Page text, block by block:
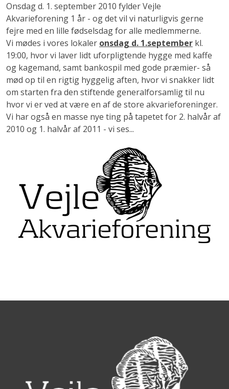
Onsdag d. 1. september 2010 fylder Vejle
Akvarieforening 1 år - og det vil vi naturligvis gerne
fejre med en lille fødselsdag for alle medlemmerne.
Vi mødes i vores lokaler onsdag d. 1.september kl.
19:00, hvor vi laver lidt uforpligtende hygge med kaffe
og kagemand, samt bankospil med gode præmier- så
mød op til en rigtig hyggelig aften, hvor vi snakker lidt
om starten fra den stiftende generalforsamlig til nu
hvor vi er ved at være en af de store akvarieforeninger.
Vi har også en masse nye ting på tapetet for 2. halvår af
2010 og 1. halvår af 2011 - vi ses...